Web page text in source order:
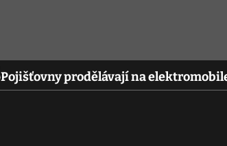
Pojišťovny prodělávají na